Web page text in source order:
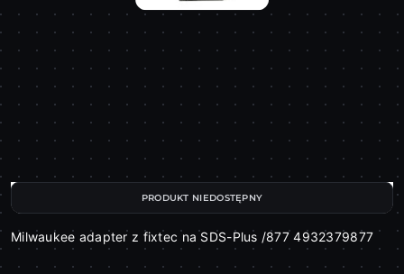
Milwaukee adapter z fixtec na SDS-Plus /877 4932379877
PRODUKT NIEDOSTĘPNY